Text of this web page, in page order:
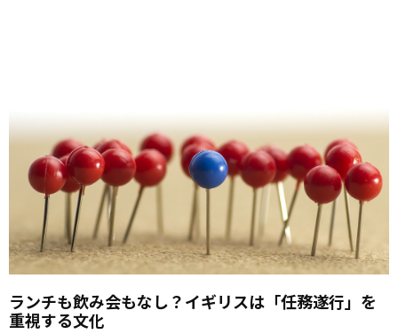
ランチも飲み会もなし？イギリスは「任務遂行」を
重視する文化